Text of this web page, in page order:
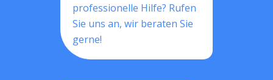
professionelle Hilfe? Rufen
Sie uns an, wir beraten Sie
gerne!